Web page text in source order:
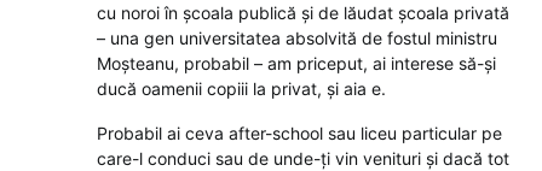
cu noroi în școala publică și de lăudat școala privată
– una gen universitatea absolvită de fostul ministru
Moșteanu, probabil – am priceput, ai interese să-și
ducă oamenii copiii la privat, și aia e.
Probabil ai ceva after-school sau liceu particular pe
care-l conduci sau de unde-ți vin venituri și dacă tot